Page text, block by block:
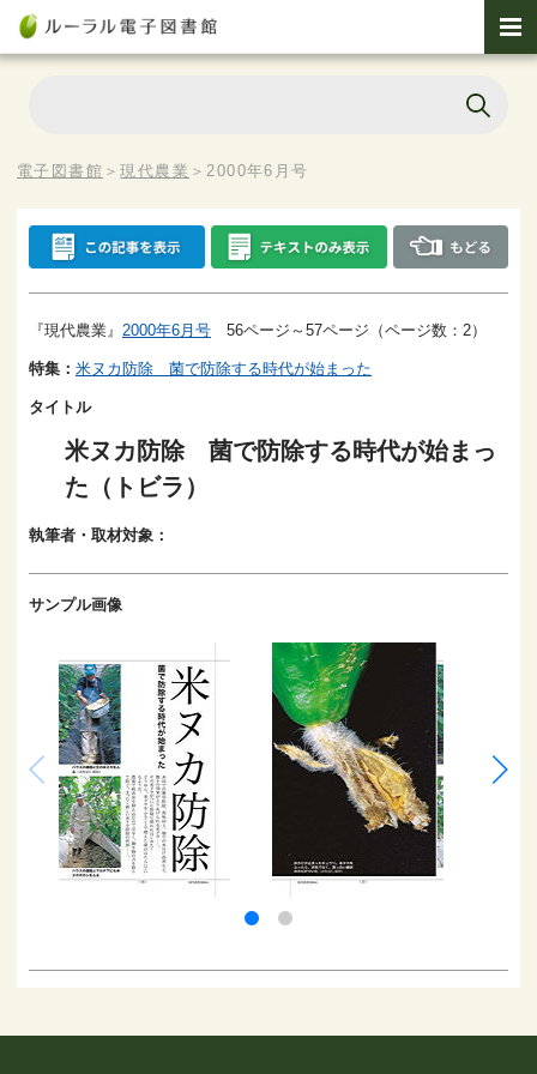
電子図書館 ＞現代農業 ＞2000年6月号
『現代農業』 2000年6月号 56ページ～57ページ（ページ数：2）
特集： 米ヌカ防除 菌で防除する時代が始まった
タイトル
米ヌカ防除 菌で防除する時代が始まっ
た（トビラ）
執筆者・取材対象：
サンプル画像